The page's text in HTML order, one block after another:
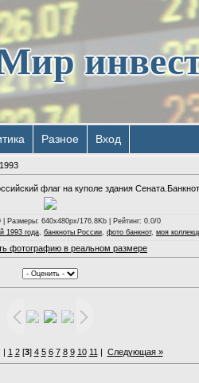
Разное Вход
флаг на куполе здания
| Размеры: 640x480px/176.8Kb | Рейтинг: 0.0/0
1993 года банкноты России фото банкнот, моя
фотографию в реальном размере
1 2[3] 4 5 6 7 8 9 10 11 | Следующая »